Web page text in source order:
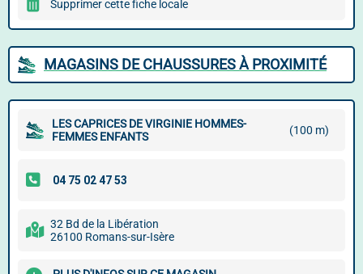
Supprimer cette fiche locale
MAGASINS DE CHAUSSURES À PROXIMITÉ
LES CAPRICES DE VIRGINIE HOMMES-
FEMMES ENFANTS
(100 m)
32 Bd de la Libération
26100 Romans-sur-Isère